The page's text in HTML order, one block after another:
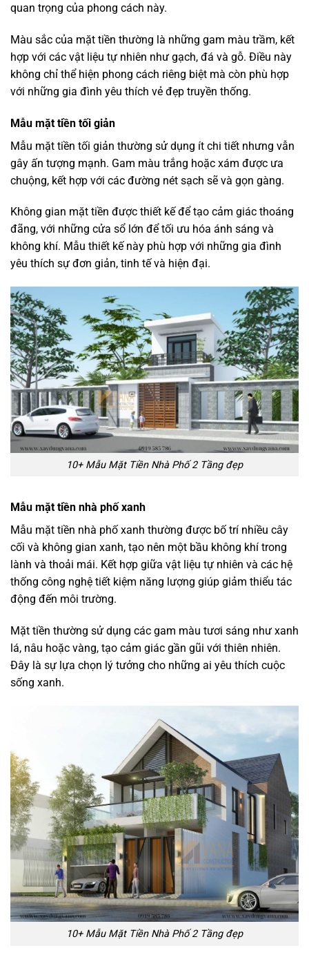
quan trọng của phong cách này.
Màu sắc của mặt tiền thường là những gam màu trầm, kết
hợp với các vật liệu tự nhiên như gạch, đá và gỗ. Điều này
không chỉ thể hiện phong cách riêng biệt mà còn phù hợp
với những gia đình yêu thích vẻ đẹp truyền thống.
Mẫu mặt tiền tối giản
Mẫu mặt tiền tối giản thường sử dụng ít chi tiết nhưng vẫn
gây ấn tượng mạnh. Gam màu trắng hoặc xám được ưa
chuộng, kết hợp với các đường nét sạch sẽ và gọn gàng.
Không gian mặt tiền được thiết kế để tạo cảm giác thoáng
đãng, với những cửa sổ lớn để tối ưu hóa ánh sáng và
không khí. Mẫu thiết kế này phù hợp với những gia đình
yêu thích sự đơn giản, tinh tế và hiện đại.
10+ Mẫu Mặt Tiền Nhà Phố 2 Tầng đẹp
Mẫu mặt tiền nhà phố xanh
Mẫu mặt tiền nhà phố xanh thường được bố trí nhiều cây
cối và không gian xanh, tạo nên một bầu không khí trong
lành và thoải mái. Kết hợp giữa vật liệu tự nhiên và các hệ
thống công nghệ tiết kiệm năng lượng giúp giảm thiểu tác
động đến môi trường.
Mặt tiền thường sử dụng các gam màu tươi sáng như xanh
lá, nâu hoặc vàng, tạo cảm giác gần gũi với thiên nhiên.
Đây là sự lựa chọn lý tưởng cho những ai yêu thích cuộc
sống xanh.
10+ Mẫu Mặt Tiền Nhà Phố 2 Tầng đẹp